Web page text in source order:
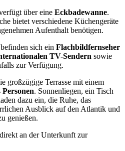
über eine Eckbadewanne.
bietet verschiedene Küchengeräte
Aufenthalt benötigen.
sich ein Flachbildfernseher
TV-Sendern sowie
zur Verfügung.
großzügige Terrasse mit einem
. Sonnenliegen, ein Tisch
dazu ein, die Ruhe, das
Ausblick auf den Atlantik und
genießen.
an der Unterkunft zur